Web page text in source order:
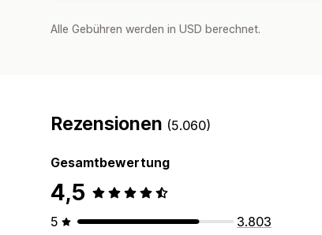
Alle Gebühren werden in USD berechnet.
Rezensionen (5.060)
Gesamtbewertung
4,5
5
3.803